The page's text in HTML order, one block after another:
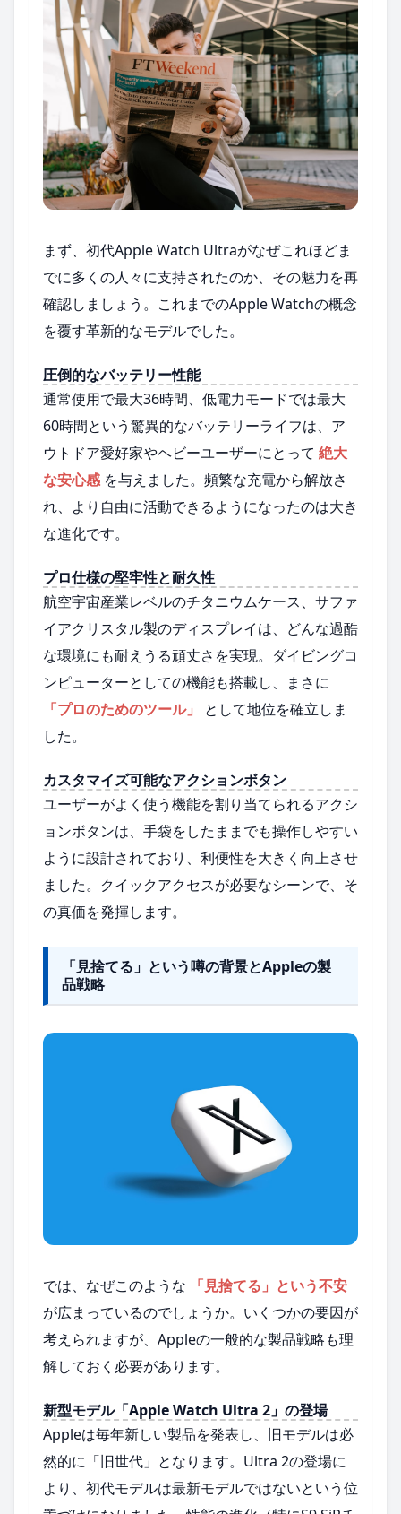
まず、初代Apple Watch Ultraがなぜこれほどま
でに多くの人々に支持されたのか、その魅力を再
確認しましょう。これまでのApple Watchの概念
を覆す革新的なモデルでした。
圧倒的なバッテリー性能
通常使用で最大36時間、低電力モードでは最大
60時間という驚異的なバッテリーライフは、ア
ウトドア愛好家やヘビーユーザーにとって 絶大
な安心感 を与えました。頻繁な充電から解放さ
れ、より自由に活動できるようになったのは大き
な進化です。
プロ仕様の堅牢性と耐久性
航空宇宙産業レベルのチタニウムケース、サファ
イアクリスタル製のディスプレイは、どんな過酷
な環境にも耐えうる頑丈さを実現。ダイビングコ
ンピューターとしての機能も搭載し、まさに
「プロのためのツール」
として地位を確立しま
した。
カスタマイズ可能なアクションボタン
ユーザーがよく使う機能を割り当てられるアクシ
ョンボタンは、手袋をしたままでも操作しやすい
ように設計されており、利便性を大きく向上させ
ました。クイックアクセスが必要なシーンで、そ
の真価を発揮します。
「見捨てる」という噂の背景とAppleの製
品戦略
では、なぜこのような
「見捨てる」という不安
が広まっているのでしょうか。いくつかの要因が
考えられますが、Appleの一般的な製品戦略も理
解しておく必要があります。
新型モデル「Apple Watch Ultra 2」の登場
Appleは毎年新しい製品を発表し、旧モデルは必
然的に「旧世代」となります。Ultra 2の登場に
より、初代モデルは最新モデルではないという位